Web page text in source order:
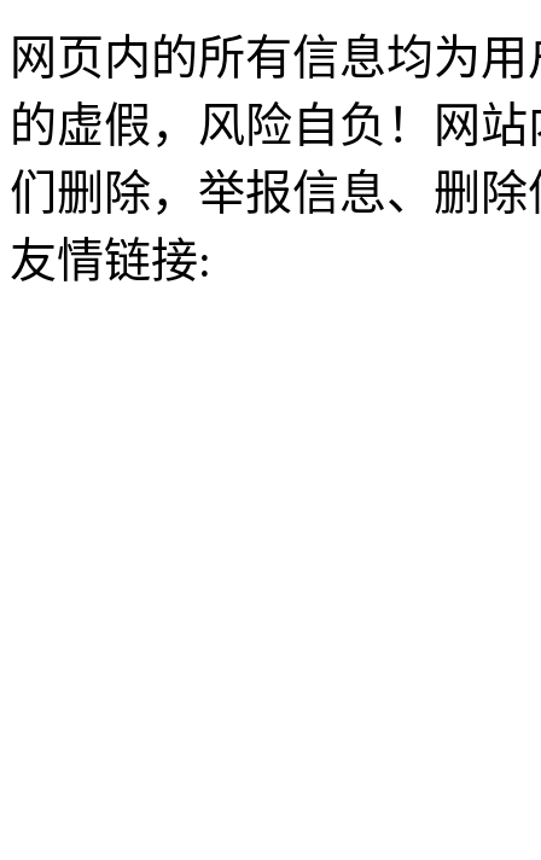
网页内的所有信息均为
的虚假，风险自负！网
们删除，举报信息、删
友情链接: